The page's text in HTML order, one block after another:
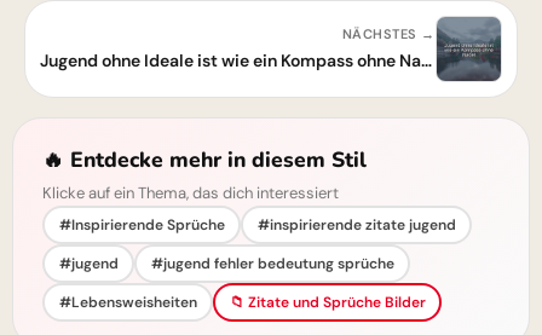
NÄCHSTES →
Jugend ohne Ideale ist wie ein Kompass ohne Nadel – Finde deinen Sinn!
🔥 Entdecke mehr in diesem Stil
Klicke auf ein Thema, das dich interessiert
#Inspirierende Sprüche
#inspirierende zitate jugend
#jugend
#jugend fehler bedeutung sprüche
#Lebensweisheiten
📁 Zitate und Sprüche Bilder